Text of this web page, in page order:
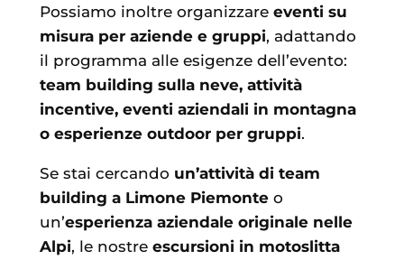
Possiamo inoltre organizzare eventi su
misura per aziende e gruppi, adattando
il programma alle esigenze dell’evento:
team building sulla neve, attività
incentive, eventi aziendali in montagna
o esperienze outdoor per gruppi.
Se stai cercando un’attività di team
building a Limone Piemonteo
un’esperienza aziendale originale nelle
Alpi, le nostre escursioni in motoslitta